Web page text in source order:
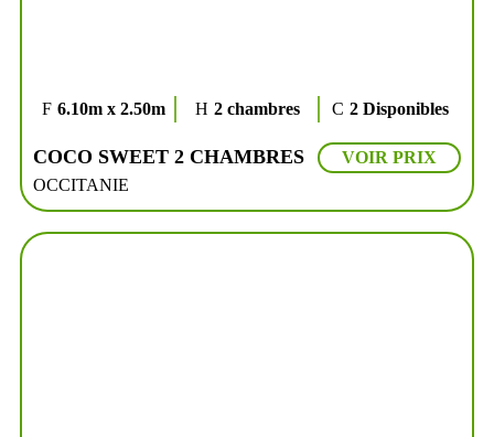
6.10m x 2.50m 2 chambres 2 Disponibles
COCO SWEET 2 CHAMBRES
OCCITANIE
VOIR PRIX